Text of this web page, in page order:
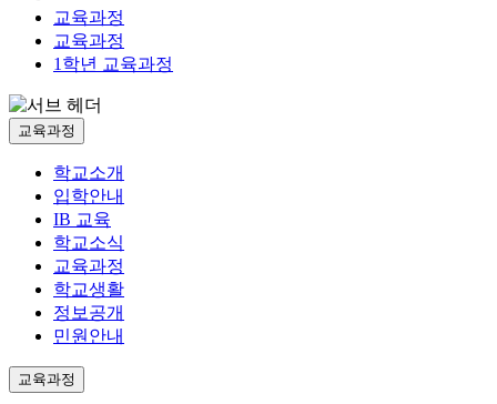
교육과정
교육과정
1학년 교육과정
교육과정
학교소개
입학안내
IB 교육
학교소식
교육과정
학교생활
정보공개
민원안내
교육과정